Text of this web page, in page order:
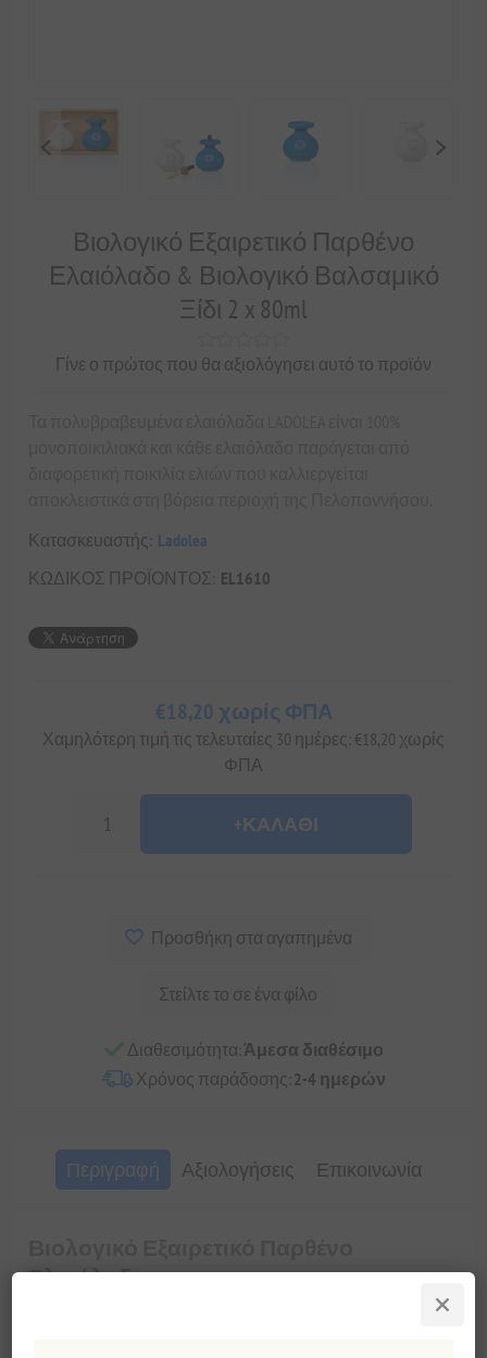
Βιολογικό Εξαιρετικό Παρθένο
Ελαιόλαδο & Βιολογικό Βαλσαμικό
Ξίδι 2 x 80ml
Γίνε ο πρώτος που θα αξιολόγησει αυτό το προϊόν
Κατασκευαστής: Ladolea
ΚΩΔΙΚΟΣ ΠΡΟΪΟΝΤΟΣ: EL1610
€18,20 χωρίς ΦΠΑ
Χαμηλότερη τιμή τις τελευταίες 30 ημέρες: €18,20 χωρίς
ΦΠΑ
+ΚΑΛΆΘΙ
Προσθήκη στα αγαπημένα
Στείλτε το σε ένα φίλο
Διαθεσιμότητα: Άμεσα διαθέσιμο
Χρόνος παράδοσης: 2-4 ημερών
Περιγραφή Αξιολογήσεις Επικοινωνία
Ελαιόλαδο